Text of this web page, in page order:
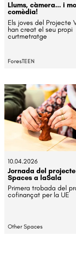
Llums, càmera... i
comèdia!
Els joves del Projecte
han creat el seu propi
curtmetratge
ForesTEEN
10.04.2026
Jornada del
Spaces a laSala
Primera trobada del
cofinançat per la UE
Other Spaces